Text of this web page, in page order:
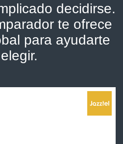
decidirse.
te ofrece
para ayudarte